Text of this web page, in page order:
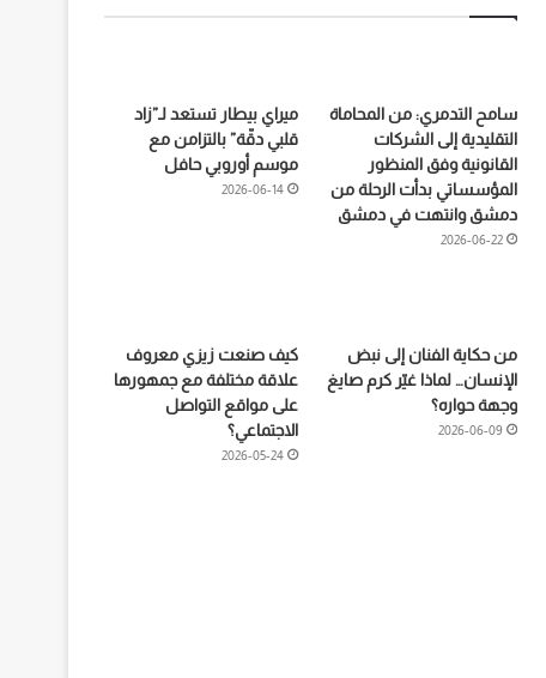
سامح التدمري: من المحاماة
التقليدية إلى الشركات
القانونية وفق المنظور
المؤسساتي بدأت الرحلة من
دمشق وانتهت في دمشق
2026-06-22
ميراي بيطار تستعد لـ”زاد
قلبي دقّة” بالتزامن مع
موسم أوروبي حافل
2026-06-14
من حكاية الفنان إلى نبض
الإنسان… لماذا غيّر كرم صايغ
وجهة حواره؟
2026-06-09
كيف صنعت زيزي معروف
علاقة مختلفة مع جمهورها
على مواقع التواصل
الاجتماعي؟
2026-05-24